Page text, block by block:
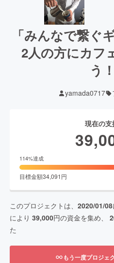
「みんなで繋ぐ
2人の方にカフ
う
yamada0717
現在の
114%達成
目標金額34,091円
このプロジェクトは、 2020/01/08
により 39,000円の資金を集め、
た
もう一度プロジェ